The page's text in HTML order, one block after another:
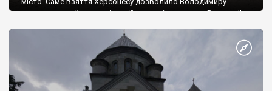
диктувати свої умови візантійському імператору Василю ІІ, та
Херсонесі Володимир-язичник, став Василем-християнином.
А потім було Хрещення Русі. На честь Херсонесу Таврійського